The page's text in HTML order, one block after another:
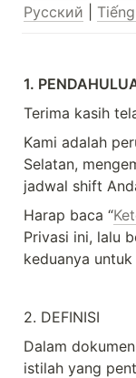
Русский
1.
Terima kasih
Kami adalah
Selatan,
jadwal shift
Harap baca “
Privasi ini, lalu
keduanya
2. DEFINISI
Dalam
istilah yang